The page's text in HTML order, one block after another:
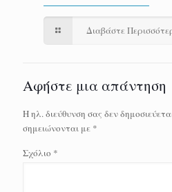
Διαβάστε
Αφήστε μια απάντηση
Η ηλ. διεύθυνση σας δεν
σημειώνονται με *
Σχόλιο *